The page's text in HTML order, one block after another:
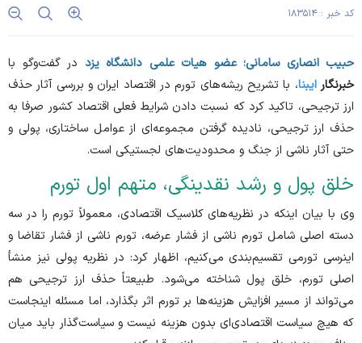
کد خبر : ۱۸۳۵۱۴
حبیب انصاری سامانی؛ عضو هیات علمی دانشگاه یزد در گفت‌و‌گو با
خبرنگارایبنا، با تشریح ریشه‌های تورم در اقتصاد ایران و بررسی آثار حذف
ارز ترجیحی، تاکید کرد که نسبت دادن شرایط فعلی اقتصاد کشور صرفا به
حذف ارز ترجیحی، نادیده گرفتن مجموعه‌ای از عوامل ساختاری، پولی و
حتی آثار ناشی از جنگ و محدودیت‌های لجستیکی است.
خلق پول و رشد نقدینگی، متهم اول تورم
وی با بیان اینکه در نظریه‌های کلاسیک اقتصادی، معمولاً تورم را در سه
دسته اصلی شامل تورم ناشی از فشار عرضه، تورم ناشی از فشار تقاضا و
اینرسی تورمی تقسیم‌بندی می‌کنیم، اظهار کرد: در نظریه پولی نیز منشأ
اصلی تورم، خلق پول شناخته می‌شود. طبیعتاً حذف ارز ترجیحی هم
می‌تواند از مسیر افزایش هزینه‌ها بر تورم اثر بگذارد، اما مسئله اینجاست
که هیچ سیاست اقتصادی‌ای بدون هزینه نیست و سیاست‌گذار باید میان